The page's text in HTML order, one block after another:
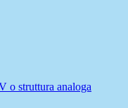
o struttura analoga